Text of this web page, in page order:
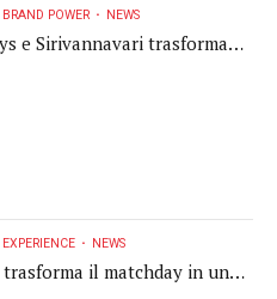
BRAND POWER NEWS
e Sirivannavari trasformano
EXPERIENCE NEWS
trasforma il matchday in una